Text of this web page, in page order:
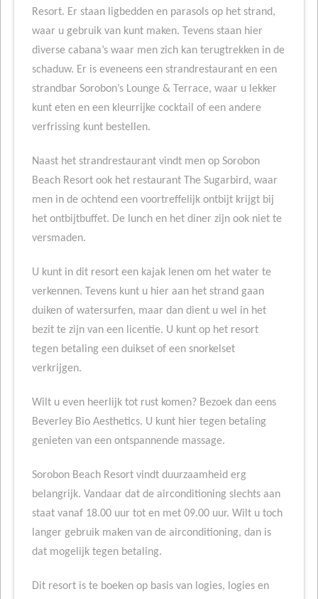
Resort. Er staan ligbedden en parasols op het strand,
waar u gebruik van kunt maken. Tevens staan hier
diverse cabana’s waar men zich kan terugtrekken in de
schaduw. Er is eveneens een strandrestaurant en een
strandbar Sorobon’s Lounge & Terrace, waar u lekker
kunt eten en een kleurrijke cocktail of een andere
verfrissing kunt bestellen.
Naast het strandrestaurant vindt men op Sorobon
Beach Resort ook het restaurant The Sugarbird, waar
men in de ochtend een voortreffelijk ontbijt krijgt bij
het ontbijtbuffet. De lunch en het diner zijn ook niet te
versmaden.
U kunt in dit resort een kajak lenen om het water te
verkennen. Tevens kunt u hier aan het strand gaan
duiken of watersurfen, maar dan dient u wel in het
bezit te zijn van een licentie. U kunt op het resort
tegen betaling een duikset of een snorkelset
verkrijgen.
Wilt u even heerlijk tot rust komen? Bezoek dan eens
Beverley Bio Aesthetics. U kunt hier tegen betaling
genieten van een ontspannende massage.
Sorobon Beach Resort vindt duurzaamheid erg
belangrijk. Vandaar dat de airconditioning slechts aan
staat vanaf 18.00 uur tot en met 09.00 uur. Wilt u toch
langer gebruik maken van de airconditioning, dan is
dat mogelijk tegen betaling.
Dit resort is te boeken op basis van logies, logies en